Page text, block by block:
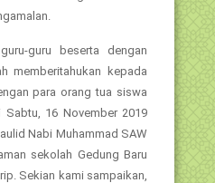
guru beserta dengan
memberitahukan kepada
para orang tua siswa
16 November 2019
Nabi Muhammad SAW
sekolah Gedung Baru
Sekian kami sampaikan,